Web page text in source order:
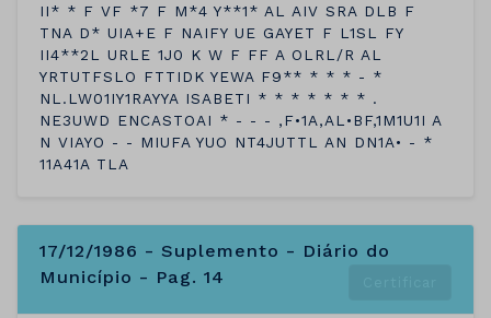
II* * F VF *7 F M*4 Y**1* AL AIV SRA DLB F
TNA D* UIA+E F NAIFY UE GAYET F L1SL FY
II4**2L URLE 1J0 K W F FF A OLRL/R AL
YRTUTFSLO FTTIDK YEWA F9** * * * - *
NL.LW01IY1RAYYA ISABETI * * * * * * * .
NE3UWD ENCASTOAI * - - - ,F•1A,AL•BF,1M1U1I A
N VIAYO - - MIUFA YUO NT4JUTTL AN DN1A• - *
11A41A TLA
17/12/1986 - Suplemento - Diário do
Município - Pag. 14